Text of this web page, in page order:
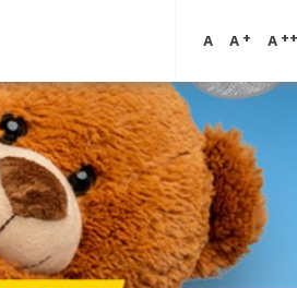
A A + A ++